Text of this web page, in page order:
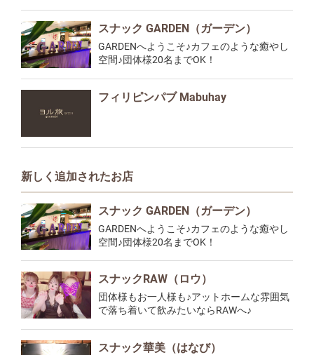
スナック GARDEN（ガーデン）
GARDENへようこそ♪カフェのような癒やし
空間♪団体様20名までOK！
フィリピンパブ Mabuhay
新しく追加されたお店
スナック GARDEN（ガーデン）
GARDENへようこそ♪カフェのような癒やし
空間♪団体様20名までOK！
スナックRAW（ロウ）
団体様もお一人様も♪アットホームな雰囲気
で落ち着いて飲みたいならRAWへ♪
スナック華美（はなび）